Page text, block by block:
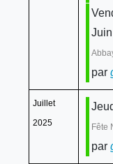
par
Juillet
2025
Fête
par